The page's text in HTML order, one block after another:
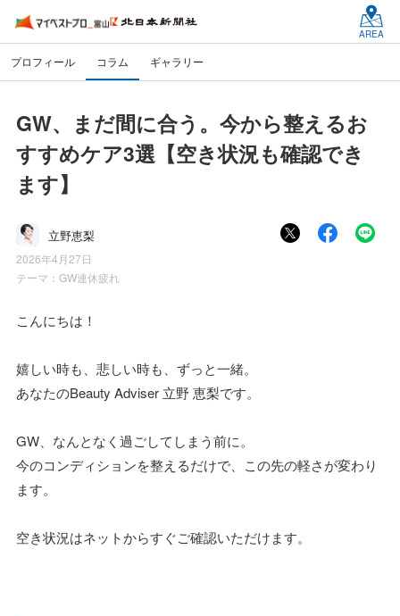
AREA
プロフィール コラム ギャラリー
GW、まだ間に合う。今から整えるお
すすめケア3選【空き状況も確認でき
ます】
立野恵梨
2026年4月27日
テーマ： GW連休疲れ
こんにちは！
嬉しい時も、悲しい時も、ずっと一緒。
あなたのBeauty Adviser 立野 恵梨です。
GW、なんとなく過ごしてしまう前に。
今のコンディションを整えるだけで、この先の軽さが変わり
ます。
空き状況はネットからすぐご確認いただけます。